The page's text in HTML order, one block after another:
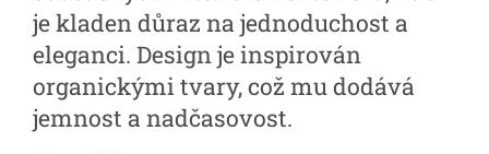
je kladen důraz na jednoduchost a
eleganci. Design je inspirován
organickými tvary, což mu dodává
jemnost a nadčasovost.